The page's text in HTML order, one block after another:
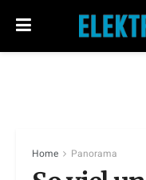
Home Panorama